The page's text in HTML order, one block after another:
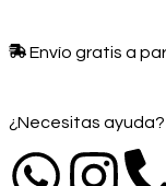
Envío gratis a
¿Necesitas ayuda?